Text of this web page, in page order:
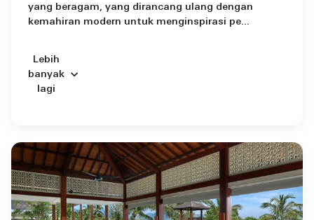
yang beragam, yang dirancang ulang dengan
kemahiran modern untuk menginspirasi pe...
Lebih
banyak
lagi